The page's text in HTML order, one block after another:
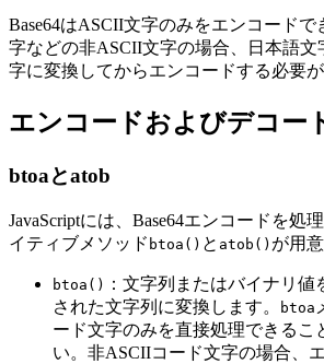
Base64はASCII文字のみをエンコード
字などの非ASCII文字の場合、日本語文
字に変換してからエンコードする必要が
エンコードおよびデコー
btoaとatob
JavaScriptには、Base64エンコードを処
イティブメソッド btoa() と atob() が用
btoa()
：文字列またはバイナリ値
された文字列に変換します。
btoa
ード文字のみを直接処理できるこ
い。非ASCIIコード文字の場合、